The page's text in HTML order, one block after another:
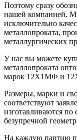
Поэтому сразу
нашей компанией.
исключительно
металлопроката,
металлургических
У нас вы можете
металлопроката
марок 12Х1МФ и
Размеры, марки и
соответствуют
изготавливаются
безупречной
На каждую партию